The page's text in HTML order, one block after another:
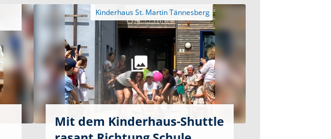
Kinderhaus St. Martin Tännesberg
Mit dem Kinderhaus-Shuttle